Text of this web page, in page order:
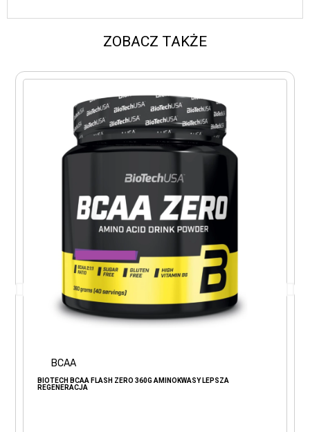
ZOBACZ TAKŻE
BCAA
BIOTECH BCAA FLASH ZERO 360G AMINOKWASY LEPSZA
REGENERACJA